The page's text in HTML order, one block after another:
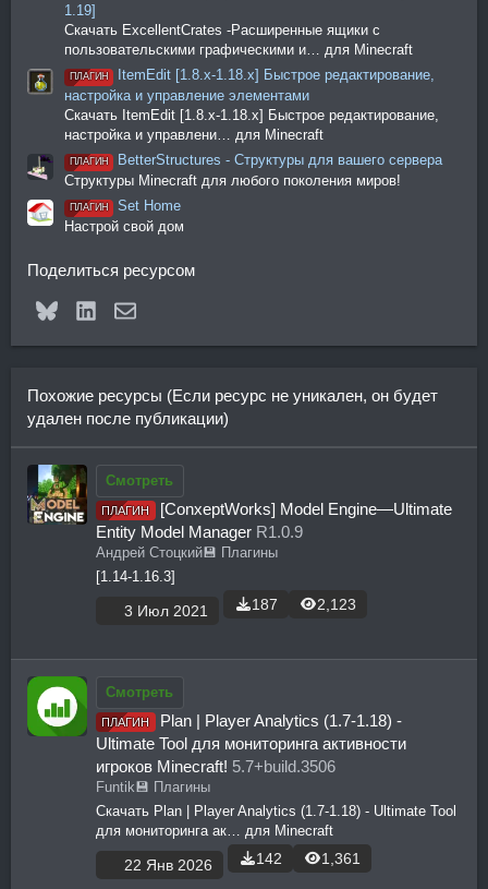
1.19]
Скачать ExcellentCrates -Расширенные ящики с
пользовательскими графическими и… для Minecraft
ПЛАГИН
ItemEdit [1.8.x-1.18.x] Быстрое редактирование,
настройка и управление элементами
Скачать ItemEdit [1.8.x-1.18.x] Быстрое редактирование,
настройка и управлени… для Minecraft
ПЛАГИН
BetterStructures - Структуры для вашего сервера
Структуры Minecraft для любого поколения миров!
ПЛАГИН
Set Home
Настрой свой дом
Поделиться ресурсом
BlueskyLinkedInЭлектронная почта
Похожие ресурсы (Если ресурс не уникален, он будет
удален после публикации)
Смотреть
ПЛАГИН
[ConxeptWorks] Model Engine—Ultimate
Entity Model Manager R1.0.9
Андрей Стоцкий💾 Плагины
[1.14-1.16.3]
3 Июл 2021 187 2,123
Смотреть
ПЛАГИН
Plan | Player Analytics (1.7-1.18) -
Ultimate Tool для мониторинга активности
игроков Minecraft! 5.7+build.3506
Funtik 💾 Плагины
Скачать Plan | Player Analytics (1.7-1.18) - Ultimate Tool
для мониторинга ак… для Minecraft
22 Янв 2026 142 1,361